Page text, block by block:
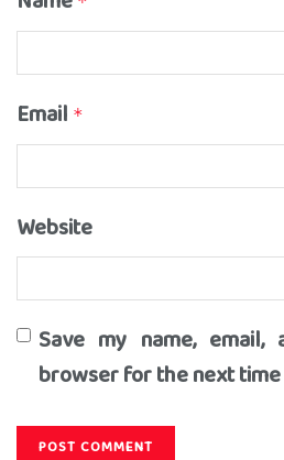
Email *
Website
Save my name,
browser for the next